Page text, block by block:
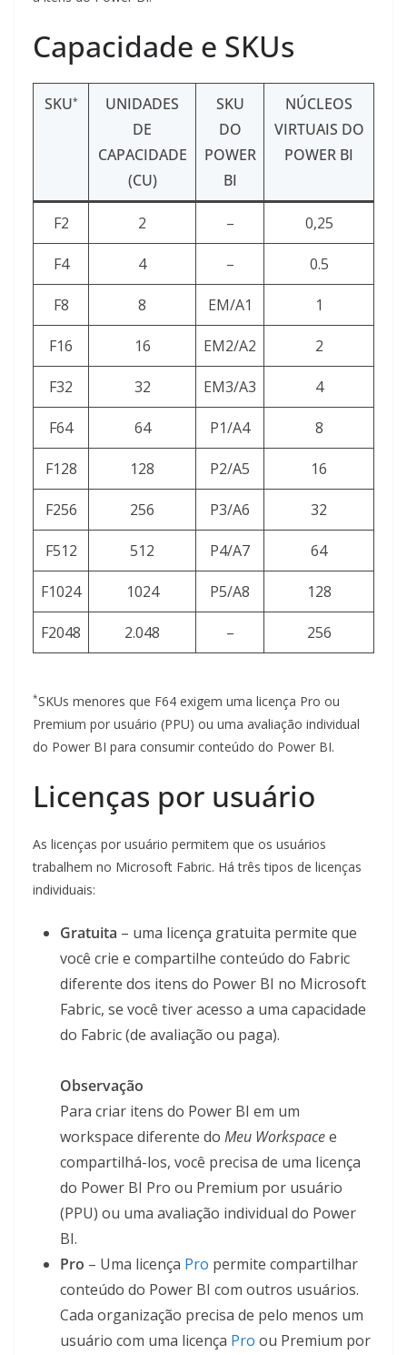
Capacidade e SKUs
SKU*
UNIDADES
DE
CAPACIDADE
(CU)
SKU
DO
POWER
BI
NÚCLEOS
VIRTUAIS DO
POWER BI
F2 2 – 0,25
F4 4 – 0.5
F8 8 EM/A1 1
F16 16 EM2/A2 2
F32 32 EM3/A3 4
F64 64 P1/A4 8
F128 128 P2/A5 16
F256 256 P3/A6 32
F512 512 P4/A7 64
F1024 1024 P5/A8 128
F2048 2.048 – 256
*SKUs menores que F64 exigem uma licença Pro ou
Premium por usuário (PPU) ou uma avaliação individual
do Power BI para consumir conteúdo do Power BI.
Licenças por usuário
As licenças por usuário permitem que os usuários
trabalhem no Microsoft Fabric. Há três tipos de licenças
individuais:
Gratuita – uma licença gratuita permite que
você crie e compartilhe conteúdo do Fabric
diferente dos itens do Power BI no Microsoft
Fabric, se você tiver acesso a uma capacidade
do Fabric (de avaliação ou paga).
Observação
Para criar itens do Power BI em um
workspace diferente do Meu Workspacee
compartilhá-los, você precisa de uma licença
do Power BI Pro ou Premium por usuário
(PPU) ou uma avaliação individual do Power
BI.
Pro – Uma licença Pro permite compartilhar
conteúdo do Power BI com outros usuários.
Cada organização precisa de pelo menos um
usuário com uma licença Pro ou Premium por